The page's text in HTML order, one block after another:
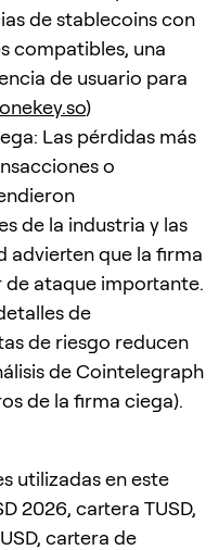
de stablecoins con
compatibles, una
de usuario para
onekey.so)
Las pérdidas más
o
de la industria y las
advierten que la firma
de ataque importante.
de
de riesgo reducen
de Cointelegraph
de la firma ciega).
utilizadas en este
2026, cartera TUSD,
cartera de